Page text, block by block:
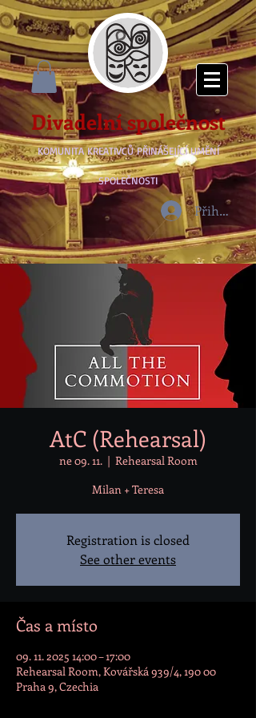
Divadelní společnost
KOMUNITA KREATIVCŮ PŘINÁŠEJÍCÍ UMĚNÍ
SPOLEČNOSTI
Přihlásit se
AtC (Rehearsal)
ne 09. 11.
  |
Rehearsal Room
Milan + Teresa
Registration is closed
See other events
Čas a místo
09. 11. 2025 14:00 – 17:00
Rehearsal Room, Kovářská 939/4, 190 00
Praha 9, Czechia